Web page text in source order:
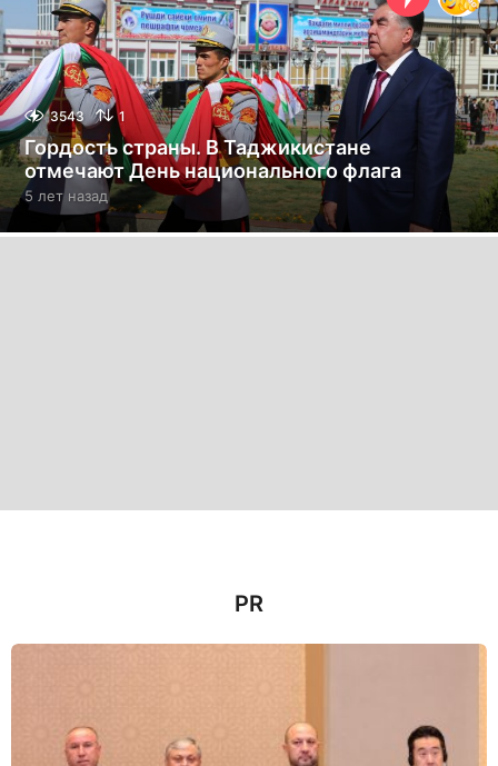
3543 1
Гордость страны. В Таджикистане
отмечают День национального флага
5 лет назад5
л
е
PR